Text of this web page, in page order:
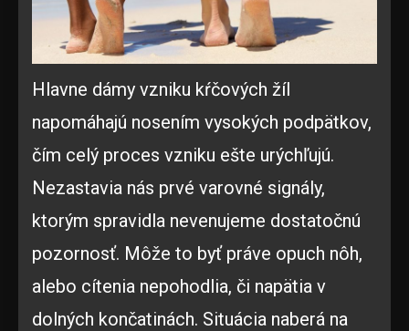
Hlavne dámy vzniku kŕčových žíl
napomáhajú nosením vysokých podpätkov,
čím celý proces vzniku ešte urýchľujú.
Nezastavia nás prvé varovné signály,
ktorým spravidla nevenujeme dostatočnú
pozornosť. Môže to byť práve opuch nôh,
alebo cítenia nepohodlia, či napätia v
dolných končatinách. Situácia naberá na